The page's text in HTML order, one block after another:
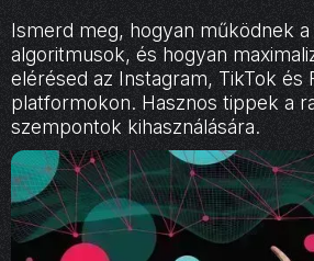
Ismerd meg, hogyan működnek
algoritmusok, és hogyan
elérésed az Instagram, TikTok és
platformokon. Hasznos tippek a
szempontok kihasználására.